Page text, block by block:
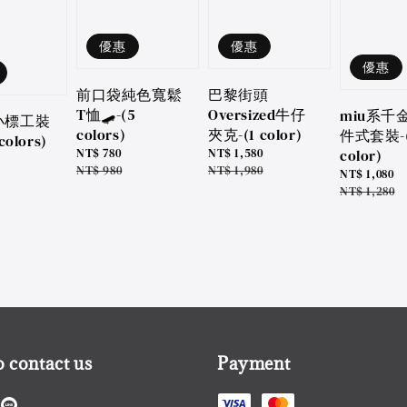
標工裝
優惠
前口袋純色寬鬆
T恤🛹-(5
colors)
Sale
price
NT$ 780
Regular
NT$ 980
優惠
巴黎街頭
Oversized牛仔
夾克-(1 color)
Sale
price
NT$ 1,580
Regular
NT$ 1,980
優惠
miu系千
件式套裝-
color)
Sale
price
NT$ 1,080
Regular
NT$ 1,280
contact us Payment